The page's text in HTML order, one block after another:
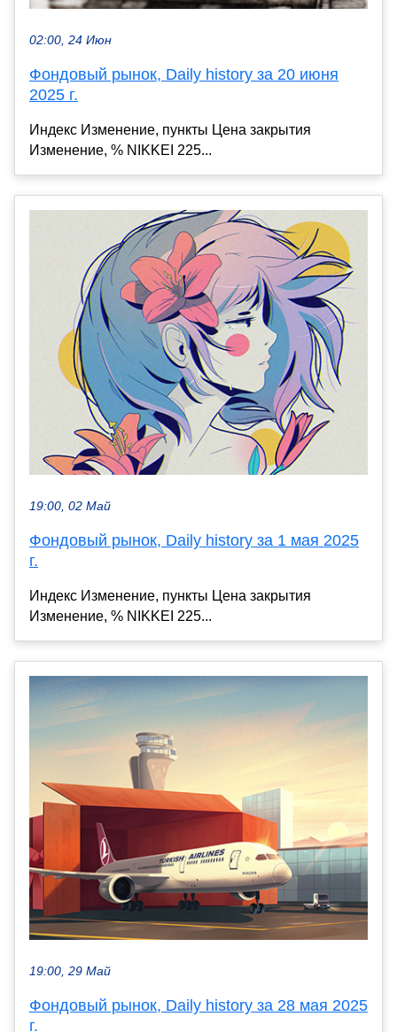
02:00, 24 Июн
Фондовый рынок, Daily history за 20 июня
2025 г.
Индекс Изменение, пункты Цена закрытия
Изменение, % NIKKEI 225...
19:00, 02 Май
Фондовый рынок, Daily history за 1 мая 2025
г.
Индекс Изменение, пункты Цена закрытия
Изменение, % NIKKEI 225...
19:00, 29 Май
Фондовый рынок, Daily history за 28 мая 2025
г.